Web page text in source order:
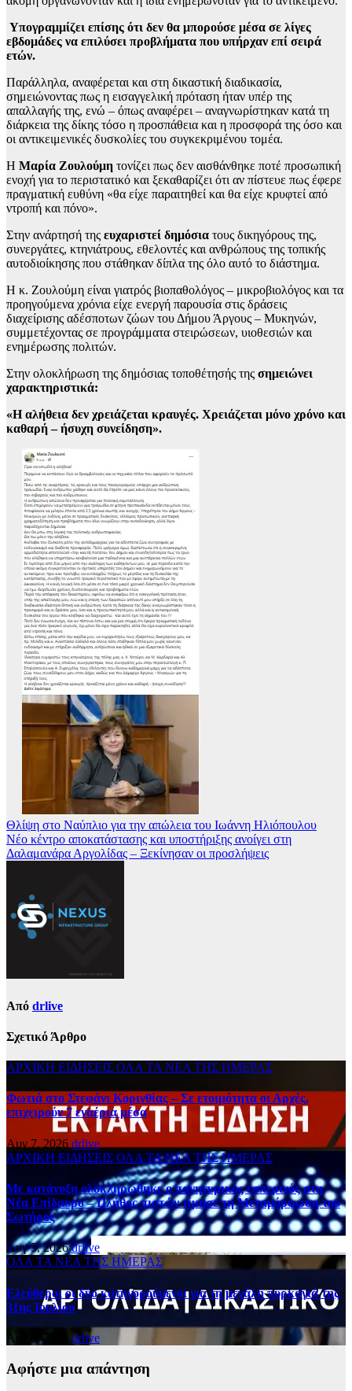
Υπογραμμίζει επίσης ότι δεν θα μπορούσε μέσα σε λίγες
εβδομάδες να επιλύσει προβλήματα που υπήρχαν επί σειρά
ετών.
Παράλληλα, αναφέρεται και στη δικαστική διαδικασία,
σημειώνοντας πως η εισαγγελική πρόταση ήταν υπέρ της
απαλλαγής της, ενώ – όπως αναφέρει – αναγνωρίστηκαν κατά τη
διάρκεια της δίκης τόσο η προσπάθεια και η προσφορά της όσο και
οι αντικειμενικές δυσκολίες του συγκεκριμένου τομέα.
Η Μαρία Ζουλούμη τονίζει πως δεν αισθάνθηκε ποτέ προσωπική
ενοχή για το περιστατικό και ξεκαθαρίζει ότι αν πίστευε πως έφερε
πραγματική ευθύνη «θα είχε παραιτηθεί και θα είχε κρυφτεί από
ντροπή και πόνο».
Στην ανάρτησή της ευχαριστεί δημόσια τους δικηγόρους της,
συνεργάτες, κτηνιάτρους, εθελοντές και ανθρώπους της τοπικής
αυτοδιοίκησης που στάθηκαν δίπλα της όλο αυτό το διάστημα.
Η κ. Ζουλούμη είναι γιατρός βιοπαθολόγος – μικροβιολόγος και τα
προηγούμενα χρόνια είχε ενεργή παρουσία στις δράσεις
διαχείρισης αδέσποτων ζώων του Δήμου Άργους – Μυκηνών,
συμμετέχοντας σε προγράμματα στειρώσεων, υιοθεσιών και
ενημέρωσης πολιτών.
Στην ολοκλήρωση της δημόσιας τοποθέτησής της σημειώνει
χαρακτηριστικά:
«Η αλήθεια δεν χρειάζεται κραυγές. Χρειάζεται μόνο χρόνο και
καθαρή – ήσυχη συνείδηση».
Θλίψη στο Ναύπλιο για την απώλεια του Ιωάννη Ηλιόπουλου
Νέο κέντρο αποκατάστασης και υποστήριξης ανοίγει στη
Δαλαμανάρα Αργολίδας – Ξεκίνησαν οι προσλήψεις
Από drlive
Σχετικό Άρθρο
ΑΡΧΙΚΗ ΕΙΔΗΣΕΙΣ ΟΛΑ ΤΑ ΝΕΑ ΤΗΣ ΗΜΕΡΑΣ
Φωτιά στο Στεφάνι Κορινθίας – Σε ετοιμότητα οι Αρχές,
επιχειρούν 7 εναέρια μέσα
Αυγ 7, 2026drlive
ΑΡΧΙΚΗ ΕΙΔΗΣΕΙΣ ΟΛΑ ΤΑ ΝΕΑ ΤΗΣ ΗΜΕΡΑΣ
Με κατάνυξη ολοκληρώθηκε ο πανηγυρικός εσπερινός στη
Νέα Επίδαυρο – Πλήθος πιστών τίμησε τη Μεταμόρφωση του
Σωτήρος
Αυγ 5, 2026drlive
ΟΛΑ ΤΑ ΝΕΑ ΤΗΣ ΗΜΕΡΑΣ
Ελεύθεροι οι δύο κατηγορούμενοι για τη μεγάλη πυρκαγιά της
31ης Ιουλίου
Αυγ 5, 2026 drlive
Αφήστε μια απάντηση